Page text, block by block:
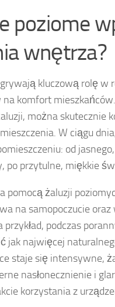
poziome
wnętrza?
kluczową rolę
na komfort
można skutecznie
W ciągu
od
po przytulne, miękkie
pomocą żaluzji
na samopoczucie
podczas
jak najwięcej
staje się intensywne,
nasłonecznienie i
korzystania z